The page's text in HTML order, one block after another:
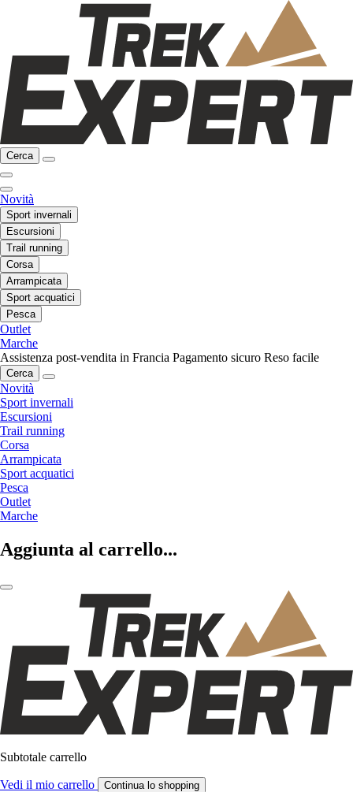
Cerca
Novità
Sport invernali
Escursioni
Trail running
Corsa
Arrampicata
Sport acquatici
Pesca
Outlet
Marche
Assistenza post-vendita in Francia Pagamento sicuro Reso facile
Cerca
Novità
Sport invernali
Escursioni
Trail running
Corsa
Arrampicata
Sport acquatici
Pesca
Outlet
Marche
Aggiunta al carrello...
Subtotale carrello
Vedi il mio carrello Continua lo shopping